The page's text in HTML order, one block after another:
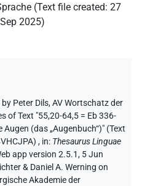
(Text file created: 27
2025)
Peter Dils, AV Wortschatz der
of Text "55,20-64,5 = Eb 336-
(das „Augenbuch“)" (Text
, in: Thesaurus Linguae
app version 2.5.1, 5 Jun
& Daniel A. Werning on
Akademie der